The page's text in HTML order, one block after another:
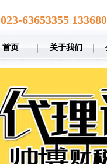
023-63653355
首页 关于我们